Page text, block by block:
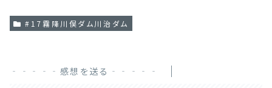
#17霧降川俣ダム川治ダム
‐‐‐‐‐感想を送る‐‐‐‐‐